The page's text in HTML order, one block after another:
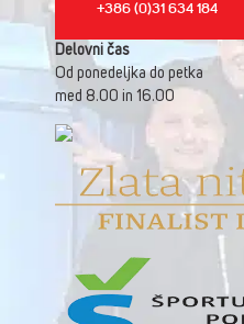
+386 (0)31 634 184
Delovni čas
Od ponedeljka do petka
med 8.00 in 16.00